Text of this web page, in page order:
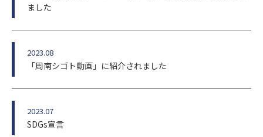
ました
2023.08
「周南シゴト動画」に紹介されました
2023.07
SDGs宣言